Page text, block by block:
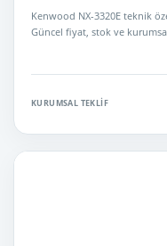
Takımı
Kenwood NX-3320E teknik
Güncel fiyat, stok ve
KURUMSAL TEKLIF